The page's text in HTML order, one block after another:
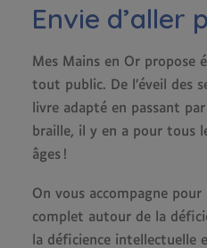
Envie d’aller
Mes Mains en Or propose
tout public. De l’éveil des
livre adapté en passant
braille, il y en a pour tous
âges !
On vous accompagne
complet autour de la
la déficience intellectuelle